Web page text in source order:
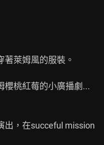
萊姆風的服裝。
櫻桃紅莓的小廣播劇...
出，在succeful mission